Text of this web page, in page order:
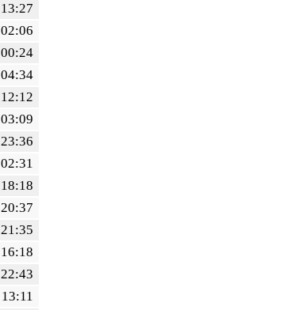
13:27
02:06
00:24
04:34
12:12
03:09
23:36
02:31
18:18
20:37
21:35
16:18
22:43
13:11